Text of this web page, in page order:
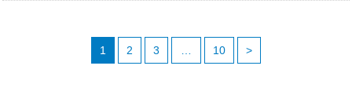
1 2 3 10 >